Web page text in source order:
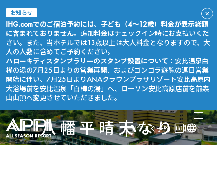
お知らせ
IHG.comでのご宿泊予約には、子ども（4～12歳）料金が表示総額
に含まれておりません。 追加料金はチェックイン時にお支払いくだ
さい。また、当ホテルでは13歳以上は大人料金となりますので、大
人の人数に含めてご予約ください。
ハローキティスタンプラリーのスタンプ設置について： 安比温泉白
樺の湯の7月25日よりの営業再開、およびゴンゴラ遊覧の連日営業
開始に伴い、7月25日よりANAクラウンプラザリゾート安比高原内
大浴場前を安比温泉「白樺の湯」へ、ローソン安比高原店前を前森
山山頂へ変更させていただきました。
今すぐ予約
八幡平晴天なり